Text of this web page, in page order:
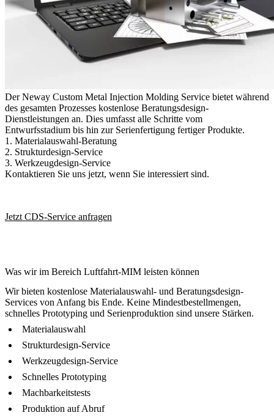
Der Neway Custom Metal Injection Molding Service bietet während
des gesamten Prozesses kostenlose Beratungsdesign-
Dienstleistungen an. Dies umfasst alle Schritte vom
Entwurfsstadium bis hin zur Serienfertigung fertiger Produkte.
1. Materialauswahl-Beratung
2. Strukturdesign-Service
3. Werkzeugdesign-Service
Kontaktieren Sie uns jetzt, wenn Sie interessiert sind.
Jetzt CDS-Service anfragen
Was wir im Bereich Luftfahrt-MIM leisten können
Wir bieten kostenlose Materialauswahl- und Beratungsdesign-
Services von Anfang bis Ende. Keine Mindestbestellmengen,
schnelles Prototyping und Serienproduktion sind unsere Stärken.
Materialauswahl
Strukturdesign-Service
Werkzeugdesign-Service
Schnelles Prototyping
Machbarkeitstests
Produktion auf Abruf